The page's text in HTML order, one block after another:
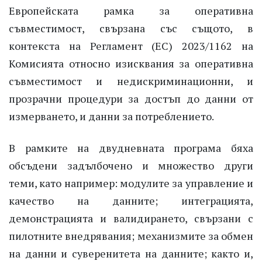
Европейската
рамка за
оперативна
съвместимост, свързана със същото, в
контекста
на Регламент(ЕС) 2023/1162 на
Комисията относно изисквания за оперативна
съвместимост и недискриминационни, и
прозрачни процедури за достъп до данни от
измерването, и данни за потреблението.
В рамките на двудневната програма
бяха
обсъдени
задълбоченоимножество
други
теми, като например:модулите за управление и
качество
на данните; интеграцията,
демонстрацията и валидирането, свързани с
пилотните внедрявания; механизмите за обмен
на данни и суверенитета на данните; както и,